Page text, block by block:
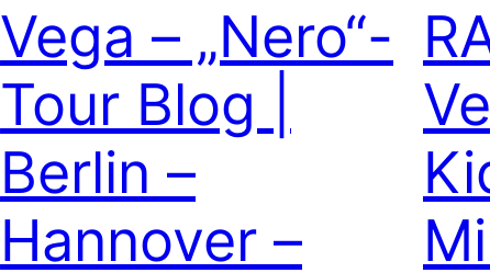
Vega – „Nero“-
Tour Blog |
Berlin –
Hannover –